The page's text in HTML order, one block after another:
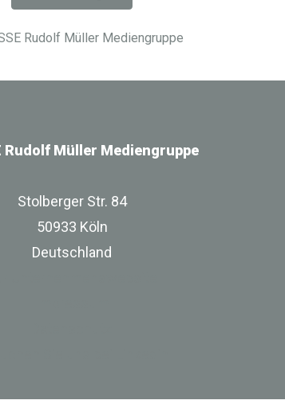
Rudolf Müller Mediengruppe
Stolberger Str. 84
50933 Köln
Deutschland